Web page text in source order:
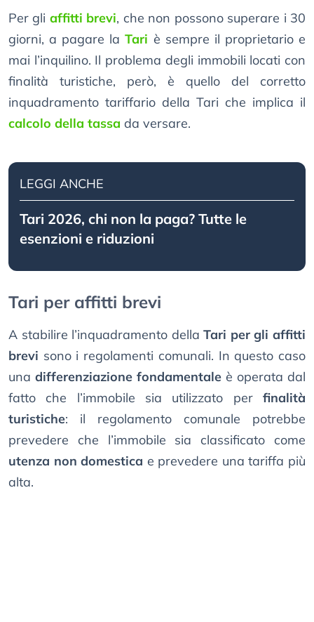
Per gli affitti brevi, che non possono superare i 30
giorni, a pagare laTari è sempre il proprietario e
mai l’inquilino. Il problema degli immobili locati con
finalità turistiche, però, è quello del corretto
inquadramento tariffario della Tari che implica il
calcolo della tassa da versare.
LEGGI ANCHE
Tari 2026, chi non la paga? Tutte le
esenzioni e riduzioni
Tari per affitti brevi
A stabilire l’inquadramento dellaTari per gli affitti
brevi sono i regolamenti comunali. In questo caso
una differenziazione fondamentale è operata dal
fatto che l’immobile sia utilizzato per finalità
turistiche: il regolamento comunale potrebbe
prevedere che l’immobile sia classificato come
utenza non domestica e prevedere una tariffa più
alta.